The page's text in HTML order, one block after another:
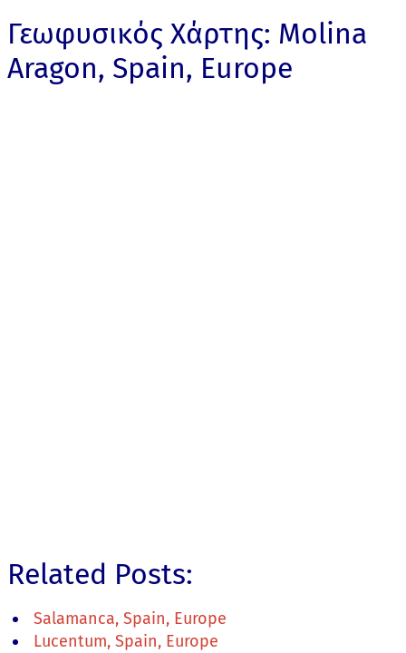
Γεωφυσικός Χάρτης: Molina
Aragon, Spain, Europe
Related Posts:
Salamanca, Spain, Europe
Lucentum, Spain, Europe